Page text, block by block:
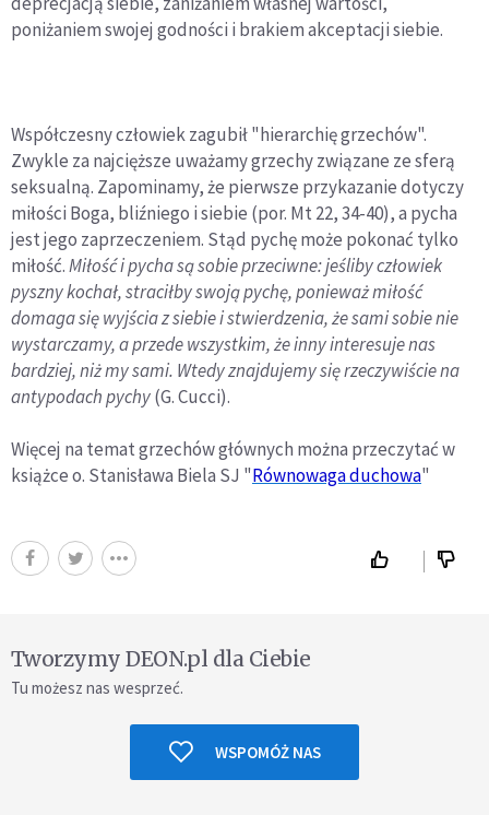
poniżaniem swojej godności i brakiem akceptacji siebie.
Współczesny człowiek zagubił "hierarchię grzechów".
Zwykle za najcięższe uważamy grzechy związane ze sferą
seksualną. Zapominamy, że pierwsze przykazanie dotyczy
miłości Boga, bliźniego i siebie (por. Mt 22, 34-40), a pycha
jest jego zaprzeczeniem. Stąd pychę może pokonać tylko
miłość.Miłość i pycha są sobie przeciwne: jeśliby człowiek
pyszny kochał, straciłby swoją pychę, ponieważ miłość
domaga się wyjścia z siebie i stwierdzenia, że sami sobie nie
wystarczamy, a przede wszystkim, że inny interesuje nas
bardziej, niż my sami. Wtedy znajdujemy się rzeczywiście na
antypodach pychy(G. Cucci).
Więcej na temat grzechów głównych można przeczytać w
książce o. Stanisława Biela SJ "Równowaga duchowa"
Tworzymy DEON.pl dla Ciebie
Tu możesz nas wesprzeć.
WSPOMÓŻ NAS